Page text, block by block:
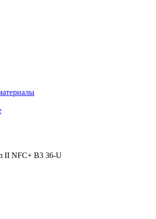
II NFC+ B3 36-U